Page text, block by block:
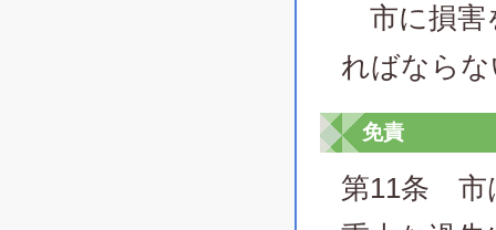
市に損害
ればなら
免責
第11条 市